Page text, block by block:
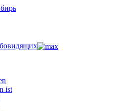
ist